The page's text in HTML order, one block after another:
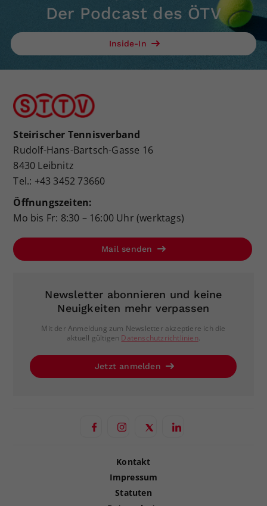
Der Podcast des ÖTV
Inside-In
Steirischer Tennisverband
Rudolf-Hans-Bartsch-Gasse 16
8430 Leibnitz
Tel.: +43 3452 73660
Öffnungszeiten:
Mo bis Fr: 8:30 – 16:00 Uhr (werktags)
Mail senden
Newsletter abonnieren und keine
Neuigkeiten mehr verpassen
Mit der Anmeldung zum Newsletter akzeptiere ich die
aktuell gültigen Datenschutzrichtlinien.
Jetzt anmelden
Kontakt
Impressum
Statuten